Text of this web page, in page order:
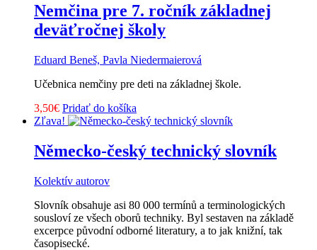
Nemčina pre 7. ročník základnej
deväťročnej školy
Eduard Beneš, Pavla Niedermaierová
Učebnica nemčiny pre deti na základnej škole.
3,50€ Pridať do košíka
Zľava!
Německo-český technický slovník
Kolektív autorov
Slovník obsahuje asi 80 000 termínů a terminologických
sousloví ze všech oborů techniky. Byl sestaven na základě
excerpce původní odborné literatury, a to jak knižní, tak
časopisecké.